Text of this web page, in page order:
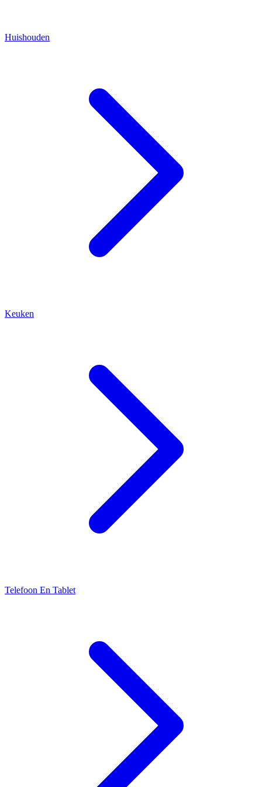
Huishouden
Keuken
Telefoon En Tablet